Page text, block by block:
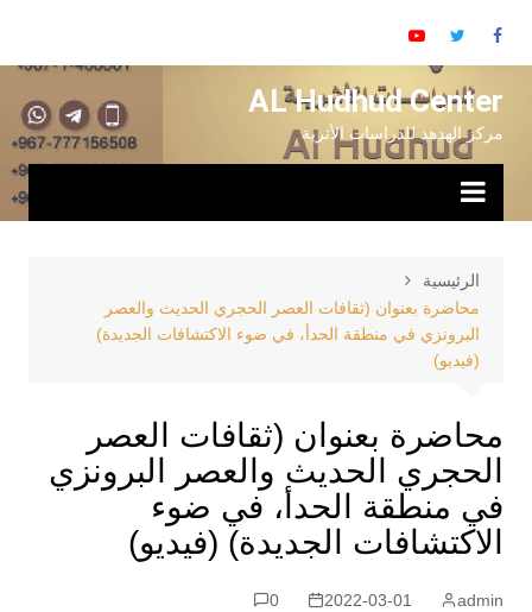
إ
AL Hudhud Center
مركز الهدهد للدراسات الأثرية
الرئيسية
محاضرة بعنوان (ثقافات العصر الحجري الحديث والعصر
البرونزي في منطقة الحدأ، في ضوء الاكتشافات الجديدة)
(فيديو)
محاضرة بعنوان (ثقافات العصر
الحجري الحديث والعصر البرونزي
في منطقة الحدأ، في ضوء
الاكتشافات الجديدة) (فيديو)
admin
2022-03-01
0